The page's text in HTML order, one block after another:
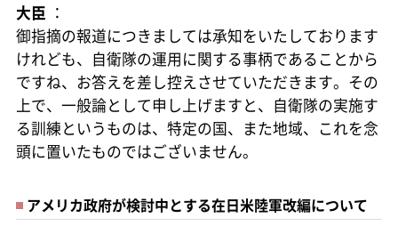
大臣 ：
御指摘の報道につきましては承知をいたしております
けれども、自衛隊の運用に関する事柄であることから
ですね、お答えを差し控えさせていただきます。その
上で、一般論として申し上げますと、自衛隊の実施す
る訓練というものは、特定の国、また地域、これを念
頭に置いたものではございません。
アメリカ政府が検討中とする在日米陸軍改編について